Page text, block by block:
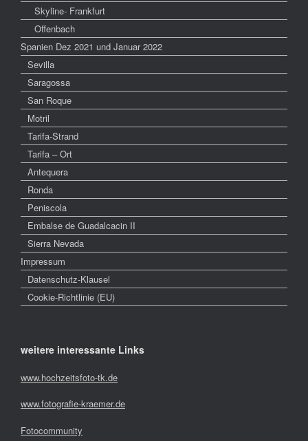
Skyline- Frankfurt
Offenbach
Spanien Dez 2021 und Januar 2022
Sevilla
Saragossa
San Roque
Motril
Tarifa-Strand
Tarifa – Ort
Antequera
Ronda
Peniscola
Embalse de Guadalcacin II
Sierra Nevada
Impressum
Datenschutz-Klausel
Cookie-Richtlinie (EU)
weitere interessante Links
www.hochzeitsfoto-tk.de
www.fotografie-kraemer.de
Fotocommunity